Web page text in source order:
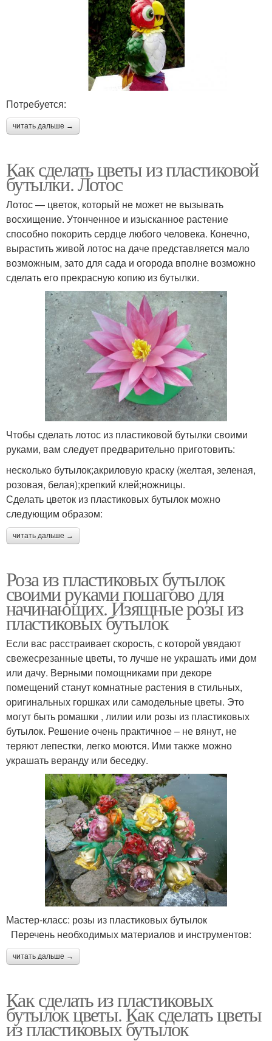
Потребуется:
читать дальше →
Как сделать цветы из пластиковой
бутылки. Лотос
Лотос — цветок, который не может не вызывать
восхищение. Утонченное и изысканное растение
способно покорить сердце любого человека. Конечно,
вырастить живой лотос на даче представляется мало
возможным, зато для сада и огорода вполне возможно
сделать его прекрасную копию из бутылки.
Чтобы сделать лотос из пластиковой бутылки своими
руками, вам следует предварительно приготовить:
несколько бутылок;акриловую краску (желтая, зеленая,
розовая, белая);крепкий клей;ножницы.
Сделать цветок из пластиковых бутылок можно
следующим образом:
читать дальше →
Роза из пластиковых бутылок
своими руками пошагово для
начинающих. Изящные розы из
пластиковых бутылок
Если вас расстраивает скорость, с которой увядают
свежесрезанные цветы, то лучше не украшать ими дом
или дачу. Верными помощниками при декоре
помещений станут комнатные растения в стильных,
оригинальных горшках или самодельные цветы. Это
могут быть ромашки , лилии или розы из пластиковых
бутылок. Решение очень практичное – не вянут, не
теряют лепестки, легко моются. Ими также можно
украшать веранду или беседку.
Мастер-класс: розы из пластиковых бутылок
Перечень необходимых материалов и инструментов:
читать дальше →
Как сделать из пластиковых
бутылок цветы. Как сделать цветы
из пластиковых бутылок